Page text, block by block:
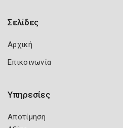
Σελίδες
Αρχική
Επικοινωνία
Υπηρεσίες
Αποτίμηση